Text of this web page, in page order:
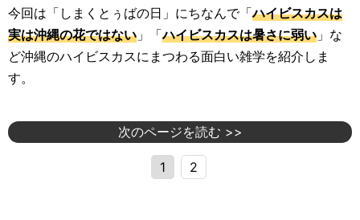
今回は「しまくとぅばの日」にちなんで「ハイビスカスは
実は沖縄の花ではない 」「ハイビスカスは暑さに弱い 」な
ど沖縄のハイビスカスにまつわる面白い雑学を紹介しま
す。
次のページを読む >>
1 2